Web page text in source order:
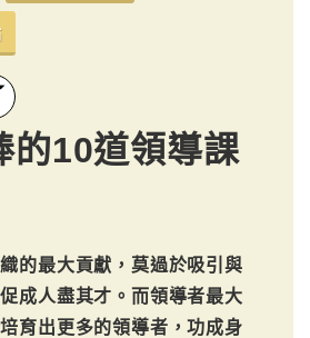
的10道領導課
的最大貢獻，莫過於吸引與
成人盡其才。而領導者最大
育出更多的領導者，功成身